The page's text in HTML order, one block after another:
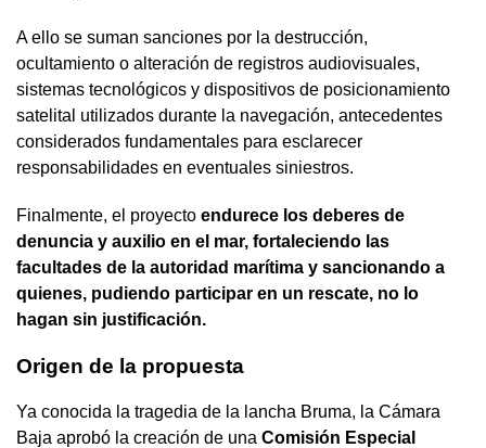
A ello se suman sanciones por la destrucción,
ocultamiento o alteración de registros audiovisuales,
sistemas tecnológicos y dispositivos de posicionamiento
satelital utilizados durante la navegación, antecedentes
considerados fundamentales para esclarecer
responsabilidades en eventuales siniestros.
Finalmente, el proyecto endurece los deberes de
denuncia y auxilio en el mar, fortaleciendo las
facultades de la autoridad marítima y sancionando a
quienes, pudiendo participar en un rescate, no lo
hagan sin justificación.
Origen de la propuesta
Ya conocida la tragedia de la lancha Bruma, la Cámara
Baja aprobó la creación de una Comisión Especial